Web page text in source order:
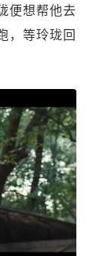
便想帮他去
，等玲珑回